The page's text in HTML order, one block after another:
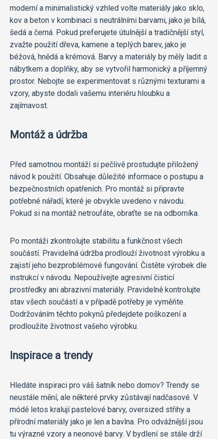
moderní a minimalistický vzhled volte materiály jako sklo,
kov a beton v kombinaci s neutrálními barvami, jako je bílá,
šedá a černá. Pokud preferujete útulnější a tradičnější styl,
zvažte použití dřeva, kamene a teplých barev, jako je
béžová, hnědá a krémová. Barvy a materiály by měly ladit s
nábytkem a doplňky, aby se vytvořil harmonický a příjemný
prostor. Nebojte se experimentovat s různými texturami a
vzory, abyste dodali vašemu interiéru hloubku a
zajímavost.
Montáž a údržba
Před samotnou montáží si pečlivě prostudujte přiložený
návod k použití. Obsahuje důležité informace o postupu a
bezpečnostních opatřeních. Pro montáž si připravte
potřebné nářadí, které je obvykle uvedeno v návodu.
Pokud si na montáž netroufáte, obraťte se na odborníka.
Po montáži zkontrolujte stabilitu a funkčnost všech
součástí. Pravidelná údržba prodlouží životnost výrobku a
zajistí jeho bezproblémové fungování. Čistěte výrobek dle
instrukcí v návodu. Nepoužívejte agresivní čisticí
prostředky ani abrazivní materiály. Pravidelně kontrolujte
stav všech součástí a v případě potřeby je vyměňte.
Dodržováním těchto pokynů předejdete poškození a
prodloužíte životnost vašeho výrobku.
Inspirace a trendy
Hledáte inspiraci pro váš šatník nebo domov? Trendy se
neustále mění, ale některé prvky zůstávají nadčasové. V
módě letos kralují pastelové barvy, oversized střihy a
přírodní materiály jako je len a bavlna. Pro odvážnější jsou
tu výrazné vzory a neonové barvy. V bydlení se stále drží